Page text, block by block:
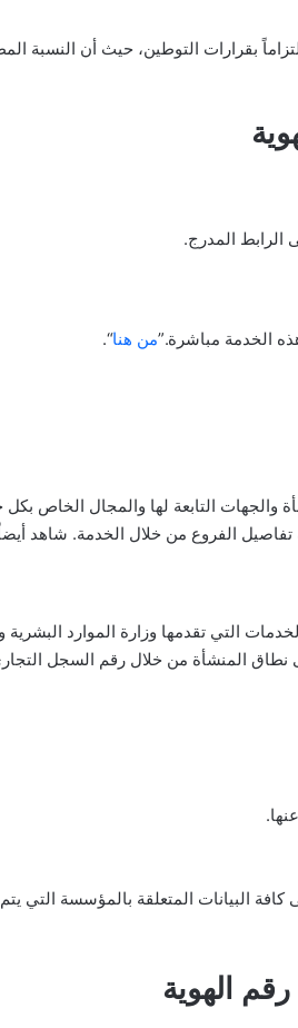
بقرارات التوطين، حيث أن النسبة
الرابط المدرج.
الخدمة مباشرة.”من هنا“.
والجهات التابعة لها والمجال الخاص
الفروع من خلال الخدمة. شاهد
التي تقدمها وزارة الموارد البشرية
المنشأة من خلال رقم السجل
المتعلقة بالمؤسسة التي يتم
الهوية